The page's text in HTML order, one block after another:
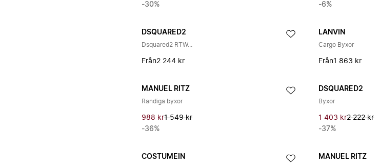
-30%
-6%
DSQUARED2
Dsquared2 RTW...
Från2 244 kr
LANVIN
Cargo Byxor
Från1 863 kr
MANUEL RITZ
Randiga byxor
988 kr1 549 kr
-36%
DSQUARED2
Byxor
1 403 kr2 222 kr
-37%
COSTUMEIN MANUEL RITZ